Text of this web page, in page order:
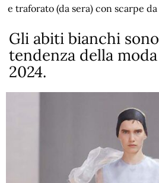
e traforato (da sera) con scarpe
Gli abiti bianchi
tendenza della moda
2024.